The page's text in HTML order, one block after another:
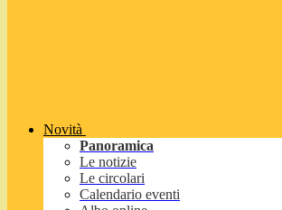
Novità
Panoramica
Le notizie
Le circolari
Calendario eventi